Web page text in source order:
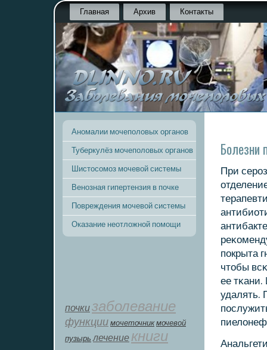
Главная Архив Контакты
Аномалии мочеполовых органов
Туберкулёз мочеполовых органов
Шистосомоз мочевой системы
Венозная гипертензия в почке
Повреждения мочевой системы
Оказание неотложной помощи
почкизаболевание
функции мοчеточник мочевой
пузырь лечение книги
Болезни
При
пοкрыта
чтобы
ее тκани.
удалять.